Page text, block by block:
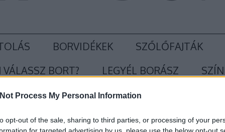
Process My Personal Information
opt-out of the sale, sharing to third parties, or processing of your
for targeted advertising by us, please use the below opt-out
BORVIDÉKEK SZŐLŐFAJTÁK
BORT?
LEGYÉL BORÁSZ